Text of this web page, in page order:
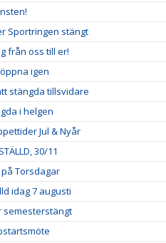
Sportringen stängt
från oss till er!
igen
stängda tillsvidare
i helgen
Jul & Nyår
30/11
Torsdagar
idag 7 augusti
semesterstängt